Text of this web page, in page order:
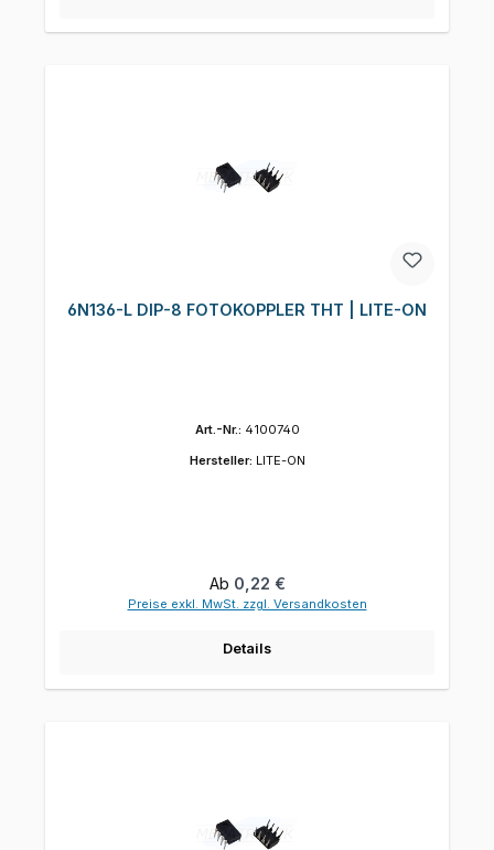
6N136-L DIP-8 FOTOKOPPLER THT | LITE-ON
Art.-Nr.: 4100740
Hersteller: LITE-ON
Regulärer Preis:
Ab 0,22 €
Preise exkl. MwSt. zzgl. Versandkosten
Details